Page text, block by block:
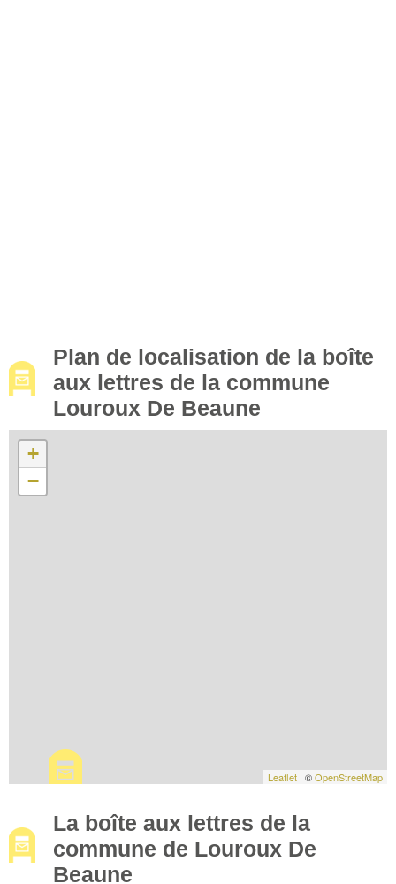
Plan de localisation de la boîte
aux lettres de la commune
Louroux De Beaune
+
−
Leaflet | ©OpenStreetMap
La boîte aux lettres de la
commune de Louroux De
Beaune